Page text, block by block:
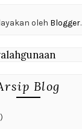
oleh Blogger.
Blog